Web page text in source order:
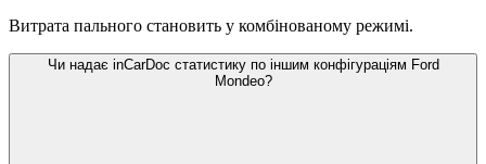
Витрата пального становить у комбінованому режимі.
Чи надає inCarDoc статистику по іншим конфігураціям Ford
Mondeo?